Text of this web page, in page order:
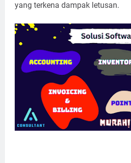
yang terkena dampak letusan.